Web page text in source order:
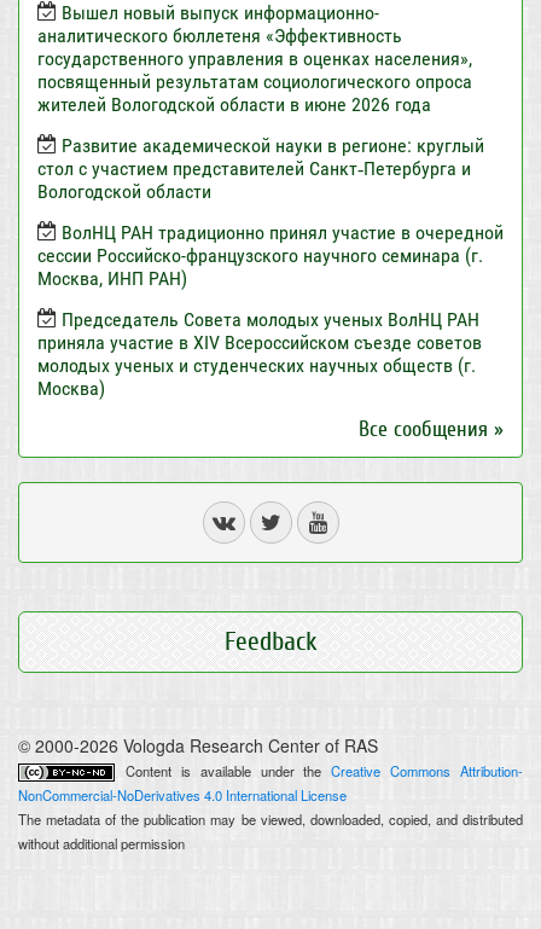
Вышел новый выпуск информационно-
аналитического бюллетеня «Эффективность
государственного управления в оценках населения»,
посвященный результатам социологического опроса
жителей Вологодской области в июне 2026 года
Развитие академической науки в регионе: круглый
стол с участием представителей Санкт‑Петербурга и
Вологодской области
ВолНЦ РАН традиционно принял участие в очередной
сессии Российско-французского научного семинара (г.
Москва, ИНП РАН)
Председатель Совета молодых ученых ВолНЦ РАН
приняла участие в XIV Всероссийском съезде советов
молодых ученых и студенческих научных обществ (г.
Москва)
Все сообщения »
Feedback
© 2000-2026 Vologda Research Center of RAS
Content is available under theCreative Commons Attribution-
NonCommercial-NoDerivatives 4.0 International License
The metadata of the publication may be viewed, downloaded, copied, and distributed
without additional permission